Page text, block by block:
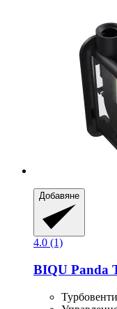
Добавяне
4.0 (1)
BIQU Panda